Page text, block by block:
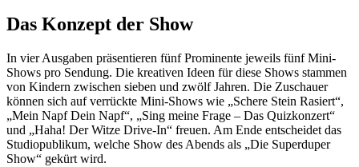
Das Konzept der Show
In vier Ausgaben präsentieren fünf Prominente jeweils fünf Mini-
Shows pro Sendung. Die kreativen Ideen für diese Shows stammen
von Kindern zwischen sieben und zwölf Jahren. Die Zuschauer
können sich auf verrückte Mini-Shows wie „Schere Stein Rasiert“,
„Mein Napf Dein Napf“, „Sing meine Frage – Das Quizkonzert“
und „Haha! Der Witze Drive-In“ freuen. Am Ende entscheidet das
Studiopublikum, welche Show des Abends als „Die Superduper
Show“ gekürt wird.